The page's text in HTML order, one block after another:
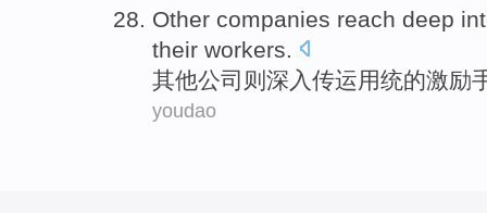
Other companies reach deep
their workers
其他公司 则深入 传运用统的激励
youdao